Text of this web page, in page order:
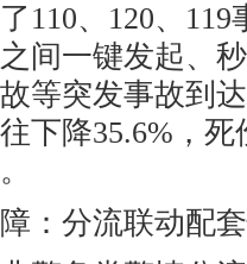
110、120、
间一键发起、
等突发事故到
下降35.6%，
分流联动配套